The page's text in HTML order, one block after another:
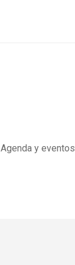
Agenda y eventos